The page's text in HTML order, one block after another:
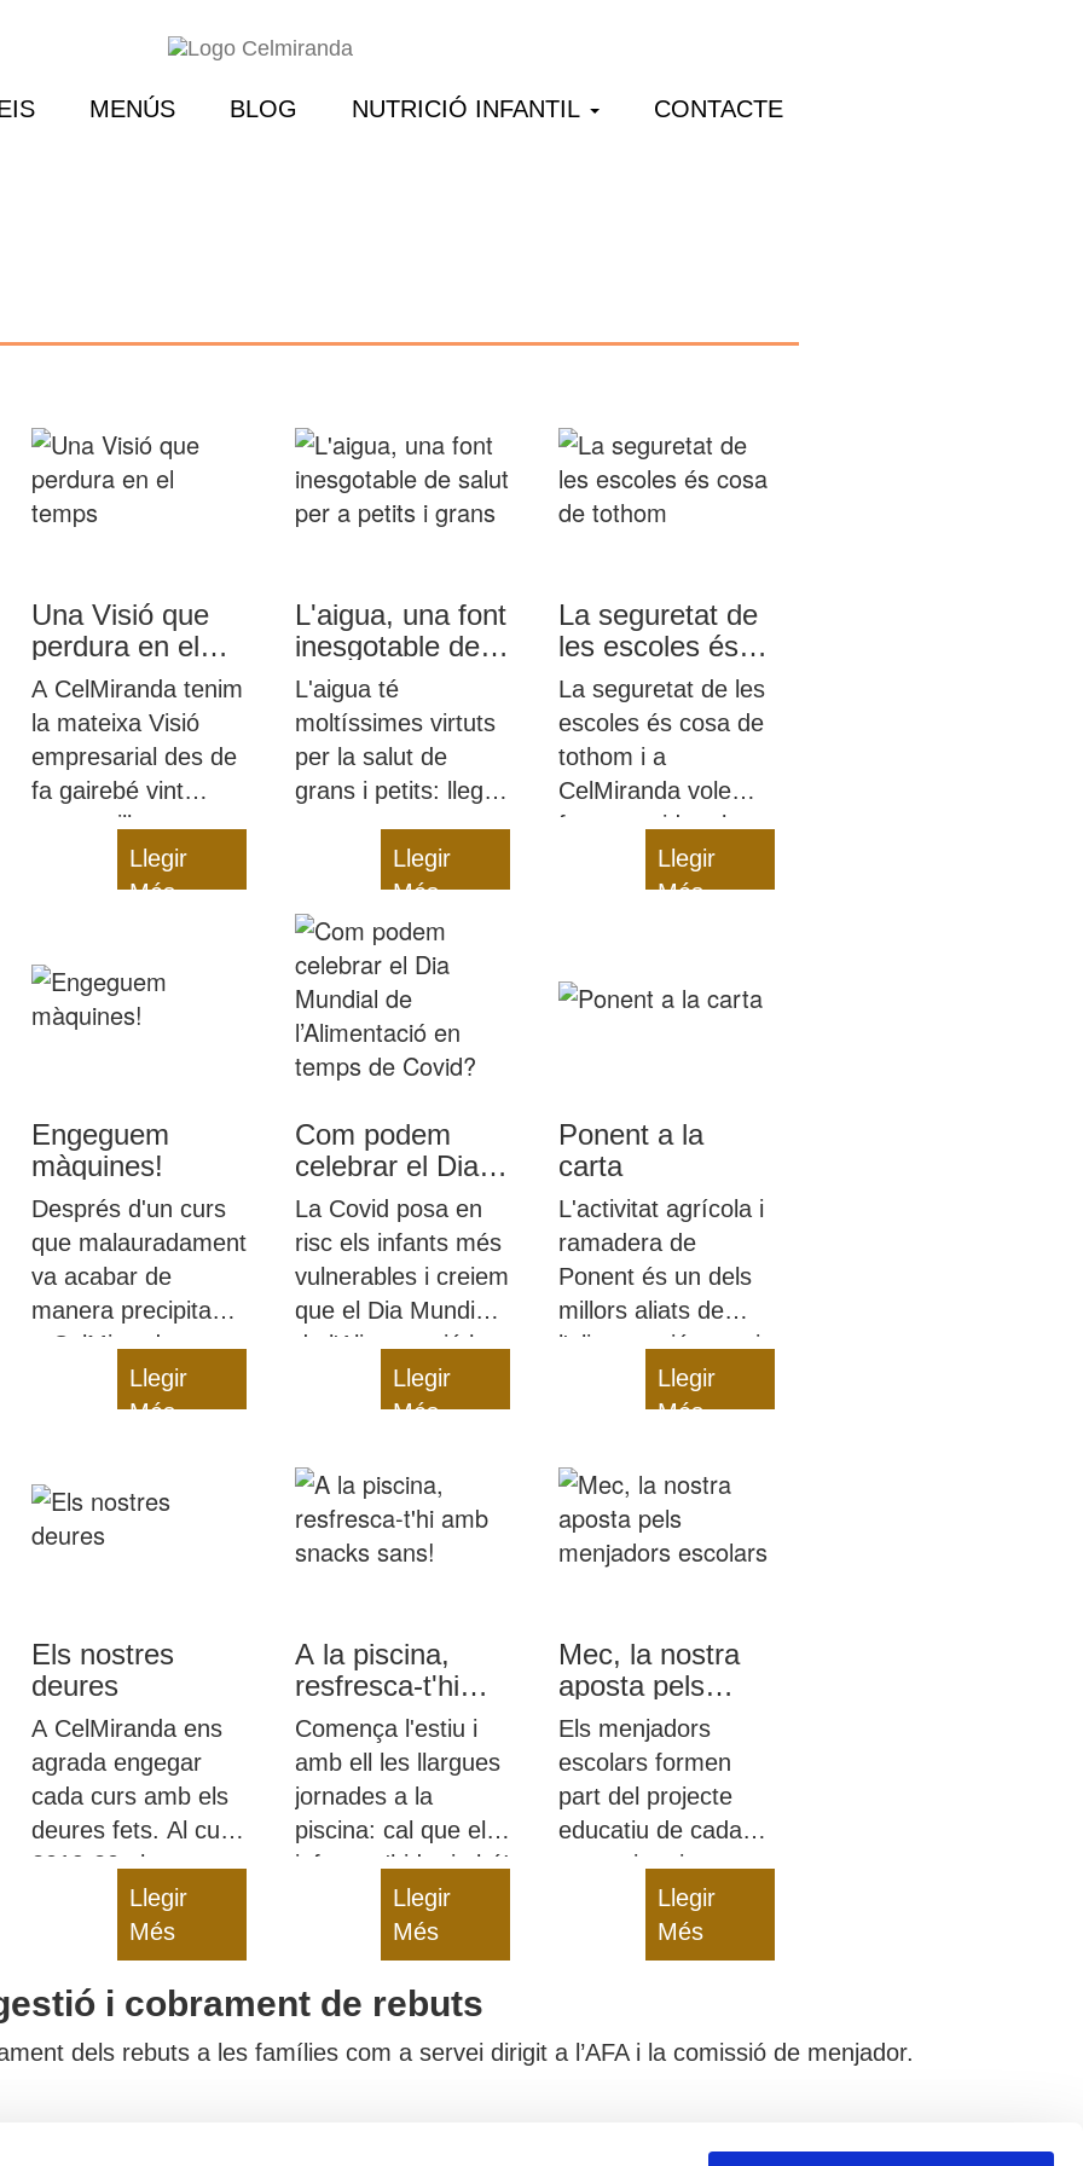
MENÚS BLOG NUTRICIÓ INFANTIL CONTACTE
Una Visió que
perdura en el
temps
A CelMiranda tenim
la mateixa Visió
empresarial des de
fa gairebé vint
anys: millorem
contínuament, però
sempre oferint una
de qualitat als
infants
Llegir
Més
L'aigua, una font
inesgotable de
salut per a petits
i grans
L'aigua té
moltíssimes virtuts
per la salut de
grans i petits: llegiu-
nos per a
descobrir-les i per a
aclarir dubtes com
el dilema de l'aigua
embotellada contra
la de l'aixeta o la
quantitat d'aigua
que hem de beure
Llegir
Més
La seguretat de
les escoles és
cosa de tothom
La seguretat de les
escoles és cosa de
tothom i a
CelMiranda volem
fer una crida a la
responsabilitat de
tothom que hi
Llegir
Més
Engeguem
màquines!
Després d'un curs
que malauradament
va acabar de
manera precipitada,
a CelMiranda
estem encantades
de tornar a engegar
Llegir
Més
Com podem
celebrar el Dia
Mundial de
l’Alimentació en
temps de Covid?
La Covid posa en
risc els infants més
vulnerables i creiem
que el Dia Mundial
de l'Alimentació ha
de ser un
recordatori: cap
sense una bona
alimentació!
Llegir
Més
Ponent a la
carta
L'activitat agrícola i
ramadera de
Ponent és un dels
millors aliats de
l'alimentació sana i
equilibrada dels
nostres infants: són
proximitat i
saludables!
Llegir
Més
Els nostres
deures
A CelMiranda ens
agrada engegar
cada curs amb els
deures fets. Al curs
2019-20 els nostres
deures van ser
poder ensenyar què
fem i com a
tothom.
Llegir
Més
A la piscina,
resfresca-t'hi
amb snacks
sans!
Comença l'estiu i
amb ell les llargues
jornades a la
piscina: cal que els
infants s'hidratin bé!
Des de CelMiranda
us donem diverses
idees de snacks
sans perquè us hi
Llegir
Més
Mec, la nostra
aposta pels
menjadors
escolars
Els menjadors
escolars formen
part del projecte
educatiu de cada
centre i creiem que
una mascota pot
ajudar-nos a
transmetre valors i
Llegir
Més
i cobrament de rebuts
dels rebuts a les famílies com a servei dirigit a l’AFA i la comissió de menjador.